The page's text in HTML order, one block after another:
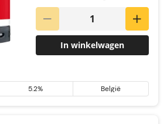
In winkelwagen
5.2% België